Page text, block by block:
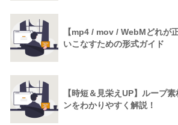
【mp4 / mov / WebMどれが
いこなすための形式ガイド
【時短＆見栄えUP】ループ
ンをわかりやすく解説！